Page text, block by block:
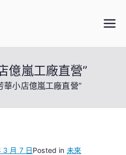
億嵐工廠直營”
華小店億嵐工廠直營”
3 月 7 日Posted in 未來